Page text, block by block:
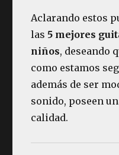
Aclarando estos
las 5 mejores
niños, deseando
como estamos
además de ser
sonido, poseen
calidad.